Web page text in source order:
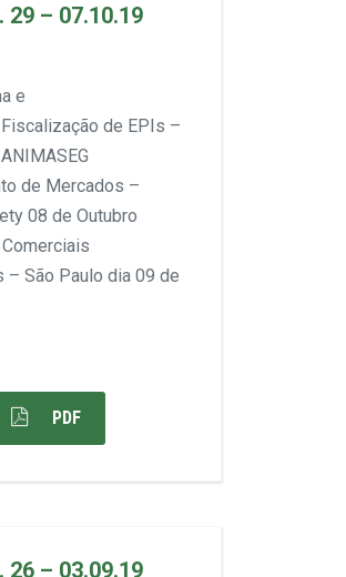
29 – 07.10.19
e
de EPIs –
de Mercados –
08 de Outubro
– São Paulo dia 09 de
PDF
26 – 03.09.19